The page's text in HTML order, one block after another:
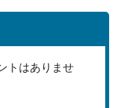
トはありませ